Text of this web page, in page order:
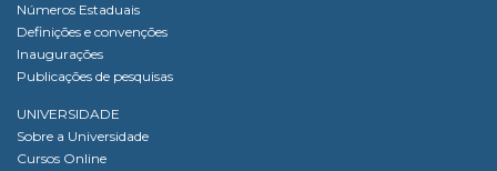
Números Estaduais
Definições e convenções
Inaugurações
Publicações de pesquisas
UNIVERSIDADE
Sobre a Universidade
Cursos Online